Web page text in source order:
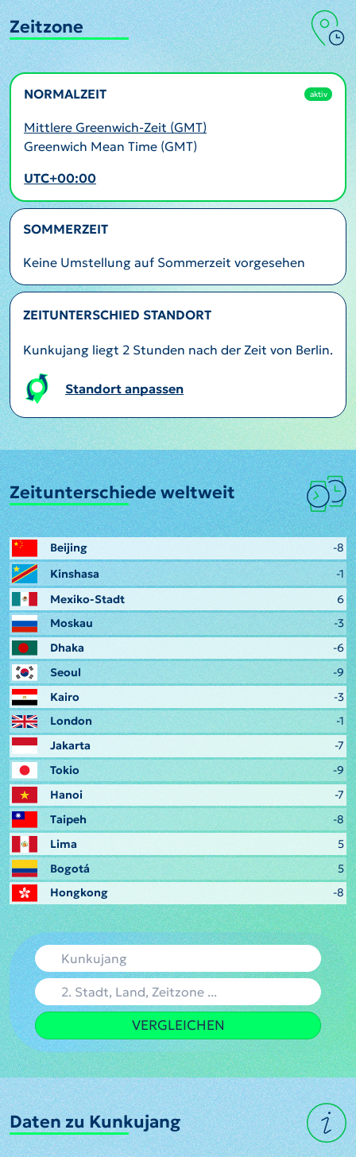
Zeitzone
NORMALZEIT aktiv
Mittlere Greenwich-Zeit (GMT)
Greenwich Mean Time (GMT)
UTC+00:00
SOMMERZEIT
Keine Umstellung auf Sommerzeit vorgesehen
ZEITUNTERSCHIED STANDORT
Kunkujang liegt 2 Stunden nach der Zeit von Berlin.
Standort anpassen
Zeitunterschiede weltweit
Beijing
-8
Kinshasa
-1
Mexiko-Stadt
6
Moskau
-3
Dhaka
-6
Seoul
-9
Kairo
-3
London
-1
Jakarta
-7
Tokio
-9
Hanoi
-7
Taipeh
-8
Lima
5
Bogotá
5
Hongkong
-8
VERGLEICHEN
Daten zu Kunkujang